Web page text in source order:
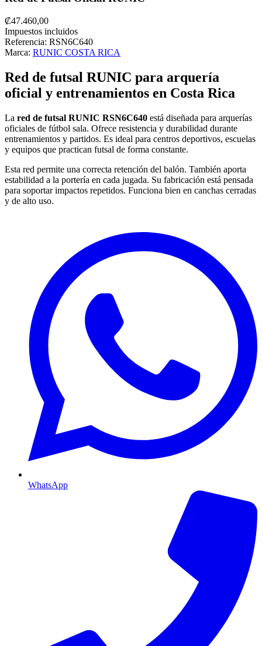
₡47.460,00
Impuestos incluidos
Referencia: RSN6C640
Marca: RUNIC COSTA RICA
Red de futsal RUNIC para arquería
oficial y entrenamientos en Costa Rica
La red de futsal RUNIC RSN6C640 está diseñada para arquerías
oficiales de fútbol sala. Ofrece resistencia y durabilidad durante
entrenamientos y partidos. Es ideal para centros deportivos, escuelas
y equipos que practican futsal de forma constante.
Esta red permite una correcta retención del balón. También aporta
estabilidad a la portería en cada jugada. Su fabricación está pensada
para soportar impactos repetidos. Funciona bien en canchas cerradas
y de alto uso.
WhatsApp